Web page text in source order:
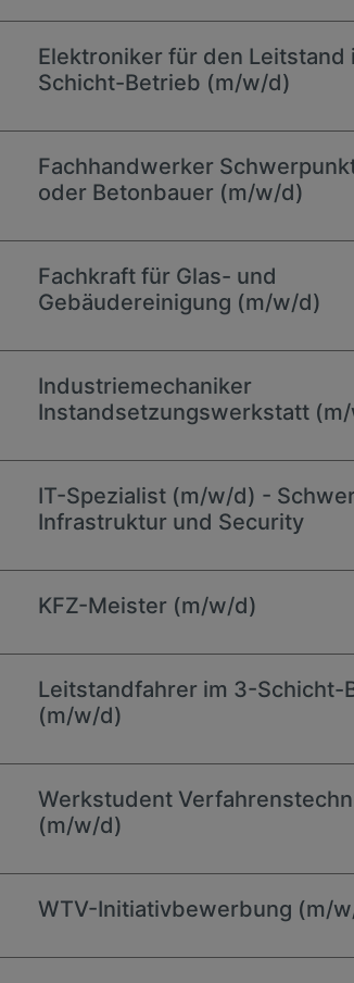
Elektroniker für den Leitstand
Schicht-Betrieb (m/w/d)
Fachhandwerker
oder Betonbauer (m/w/d)
Fachkraft für Glas- und
Gebäudereinigung (m/w/d)
Industriemechaniker
Instandsetzungswerkstatt
IT-Spezialist (m/w/d) -
Infrastruktur und Security
KFZ-Meister (m/w/d)
Leitstandfahrer im 3-Schicht-
(m/w/d)
Werkstudent
(m/w/d)
WTV-Initiativbewerbung (m/